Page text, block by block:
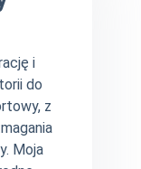
i
do
z
Moja